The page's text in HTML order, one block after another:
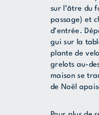
sur l’âtre du
passage) et
d’entrée.
gui sur la
plante de
grelots au-
maison se
de Noël